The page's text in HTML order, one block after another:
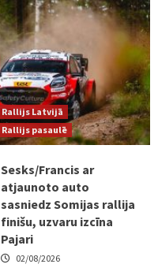
Rallijs Latvijā
Rallijs pasaulē
Sesks/Francis ar
atjaunoto auto
sasniedz Somijas rallija
finišu, uzvaru izcīna
Pajari
02/08/2026